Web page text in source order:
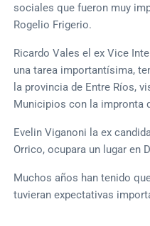
sociales que fueron muy
Rogelio Frigerio.
Ricardo Vales el ex Vice
una tarea importantísima,
la provincia de Entre Ríos,
Municipios con la impronta
Evelin Viganoni la ex
Orrico, ocupara un lugar en
Muchos años han tenido
tuvieran expectativas